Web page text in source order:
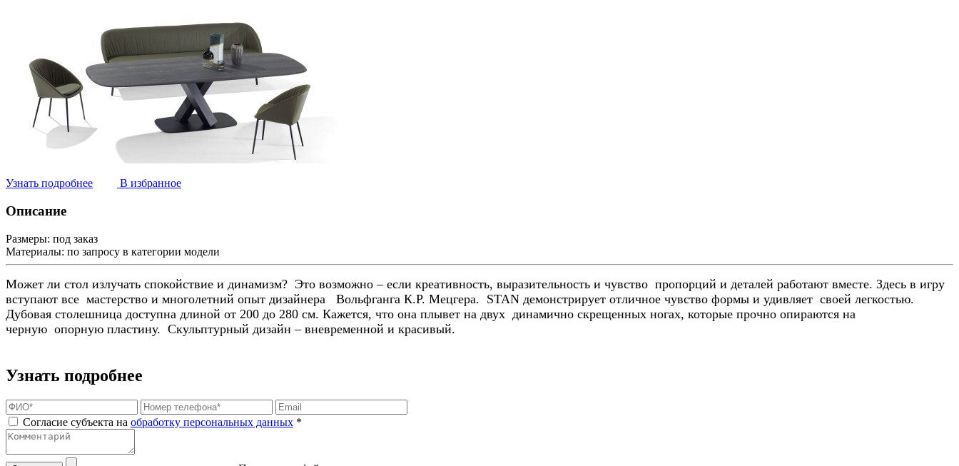
Узнать подробнее В избранное
Описание
Размеры: под заказ
Материалы: по запросу в категории модели
Может ли стол излучать спокойствие и динамизм? Это возможно – если креативность, выразительность и чувство пропорций и деталей работают вместе. Здесь в игру
вступают все мастерство и многолетний опыт дизайнера Вольфганга К.Р. Мецгера. STAN демонстрирует отличное чувство формы и удивляет своей легкостью.
Дубовая столешница доступна длиной от 200 до 280 см. Кажется, что она плывет на двух динамично скрещенных ногах, которые прочно опираются на
черную опорную пластину. Скульптурный дизайн – вневременной и красивый.
Узнать подробнее
Согласие субъекта на обработку персональных данных *